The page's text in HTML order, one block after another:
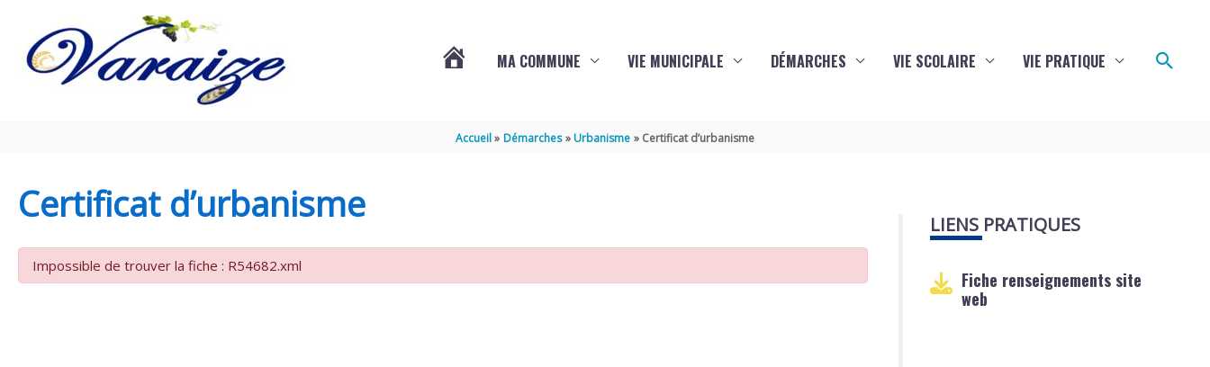
MA COMMUNE VIE MUNICIPALE DÉMARCHES VIE SCOLAIRE VIE PRATIQUE
Accueil Démarches Urbanisme Certificat d’urbanisme
Certificat d’urbanisme
Impossible de trouver la fiche : R54682.xml
LIENS PRATIQUES
Fiche renseignements site
web